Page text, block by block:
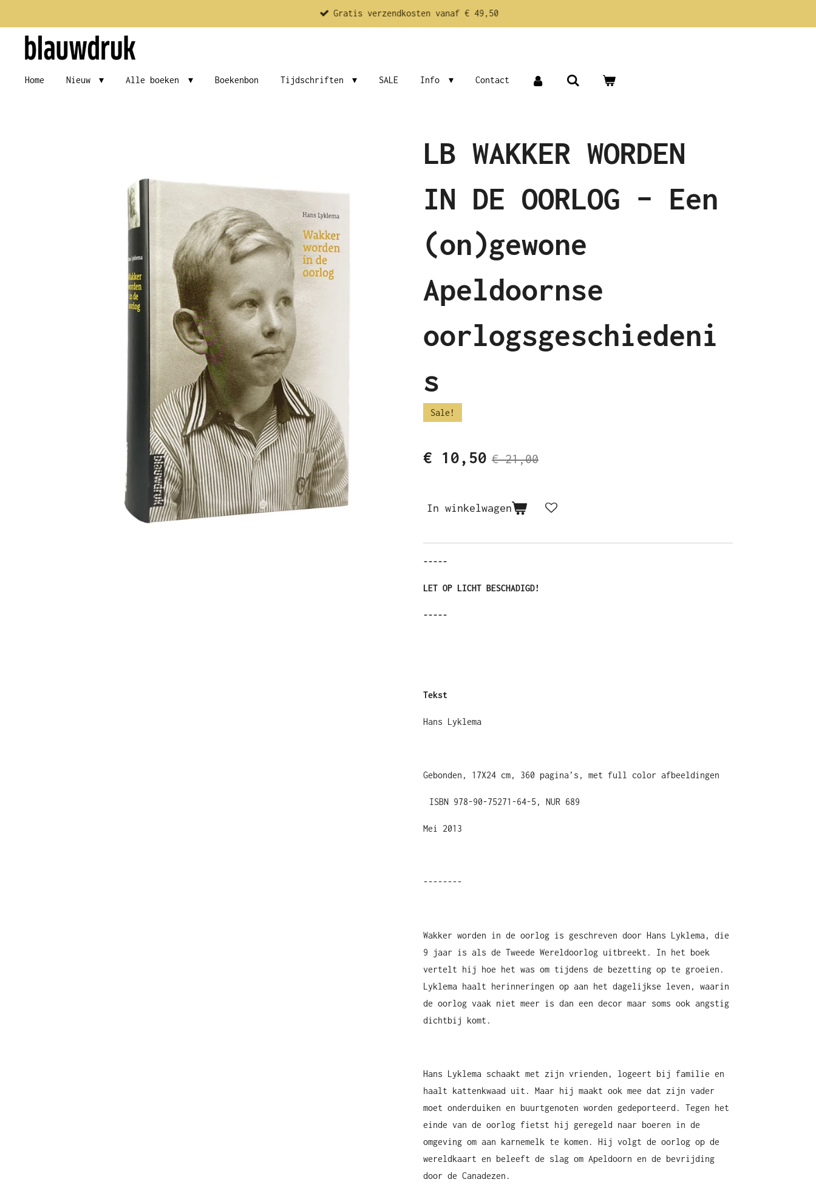
direct
hoofdinhoud
Gratis verzendkosten vanaf € 49,50
Home Nieuw Alle boeken Boekenbon Tijdschriften SALE Info Contact
LB WAKKER WORDEN
IN DE OORLOG – Een
(on)gewone
Apeldoornse
oorlogsgeschiedeni
s
Sale!
€ 10,50 € 21,00
In winkelwagen
-----
LET OP LICHT BESCHADIGD!
-----
Tekst
Hans Lyklema
Gebonden, 17X24 cm, 360 pagina’s, met full color afbeeldingen
ISBN 978-90-75271-64-5, NUR 689
Mei 2013
--------
Wakker worden in de oorlog is geschreven door Hans Lyklema, die
9 jaar is als de Tweede Wereldoorlog uitbreekt. In het boek
vertelt hij hoe het was om tijdens de bezetting op te groeien.
Lyklema haalt herinneringen op aan het dagelijkse leven, waarin
de oorlog vaak niet meer is dan een decor maar soms ook angstig
dichtbij komt.
Hans Lyklema schaakt met zijn vrienden, logeert bij familie en
haalt kattenkwaad uit. Maar hij maakt ook mee dat zijn vader
moet onderduiken en buurtgenoten worden gedeporteerd. Tegen het
einde van de oorlog fietst hij geregeld naar boeren in de
omgeving om aan karnemelk te komen. Hij volgt de oorlog op de
wereldkaart en beleeft de slag om Apeldoorn en de bevrijding
door de Canadezen.